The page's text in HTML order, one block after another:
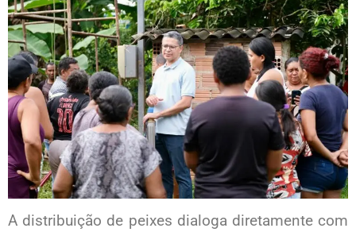
A distribuição de peixes dialoga diretamente com